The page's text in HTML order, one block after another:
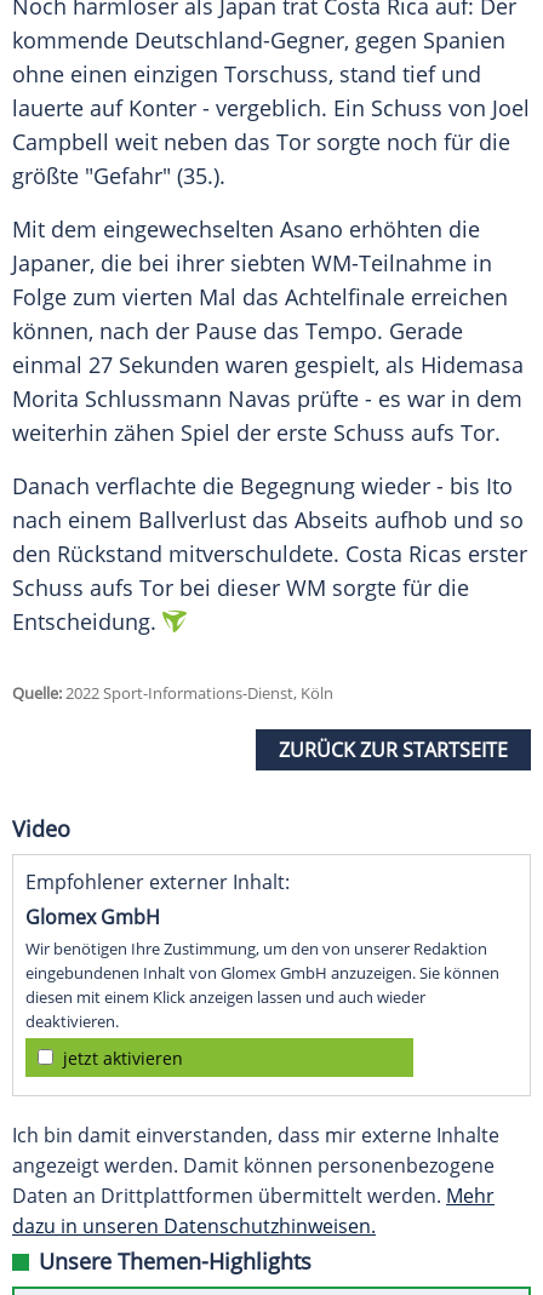
Noch harmloser als Japan trat Costa Rica auf: Der
kommende Deutschland-Gegner, gegen Spanien
ohne einen einzigen Torschuss, stand tief und
lauerte auf Konter - vergeblich. Ein Schuss von Joel
Campbell weit neben das Tor sorgte noch für die
größte "Gefahr" (35.).
Mit dem eingewechselten Asano erhöhten die
Japaner, die bei ihrer siebten WM-Teilnahme in
Folge zum vierten Mal das Achtelfinale erreichen
können, nach der Pause das Tempo. Gerade
einmal 27 Sekunden waren gespielt, als Hidemasa
Morita Schlussmann Navas prüfte - es war in dem
weiterhin zähen Spiel der erste Schuss aufs Tor.
Danach verflachte die Begegnung wieder - bis Ito
nach einem Ballverlust das Abseits aufhob und so
den Rückstand mitverschuldete. Costa Ricas erster
Schuss aufs Tor bei dieser WM sorgte für die
Entscheidung.
Quelle:2022 Sport-Informations-Dienst, Köln
ZURÜCK ZUR STARTSEITE
Video
Empfohlener externer Inhalt:
Glomex GmbH
Wir benötigen Ihre Zustimmung, um den von unserer Redaktion
eingebundenen Inhalt von Glomex GmbH anzuzeigen. Sie können
diesen mit einem Klick anzeigen lassen und auch wieder
deaktivieren.
jetzt aktivieren
Ich bin damit einverstanden, dass mir externe Inhalte
angezeigt werden. Damit können personenbezogene
Daten an Drittplattformen übermittelt werden. Mehr
dazu in unseren Datenschutzhinweisen.
Unsere Themen-Highlights